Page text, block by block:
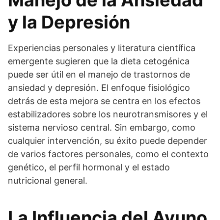
y la Depresión
Experiencias personales y literatura científica
emergente sugieren que la dieta cetogénica
puede ser útil en el manejo de trastornos de
ansiedad y depresión. El enfoque fisiológico
detrás de esta mejora se centra en los efectos
estabilizadores sobre los neurotransmisores y el
sistema nervioso central. Sin embargo, como
cualquier intervención, su éxito puede depender
de varios factores personales, como el contexto
genético, el perfil hormonal y el estado
nutricional general.